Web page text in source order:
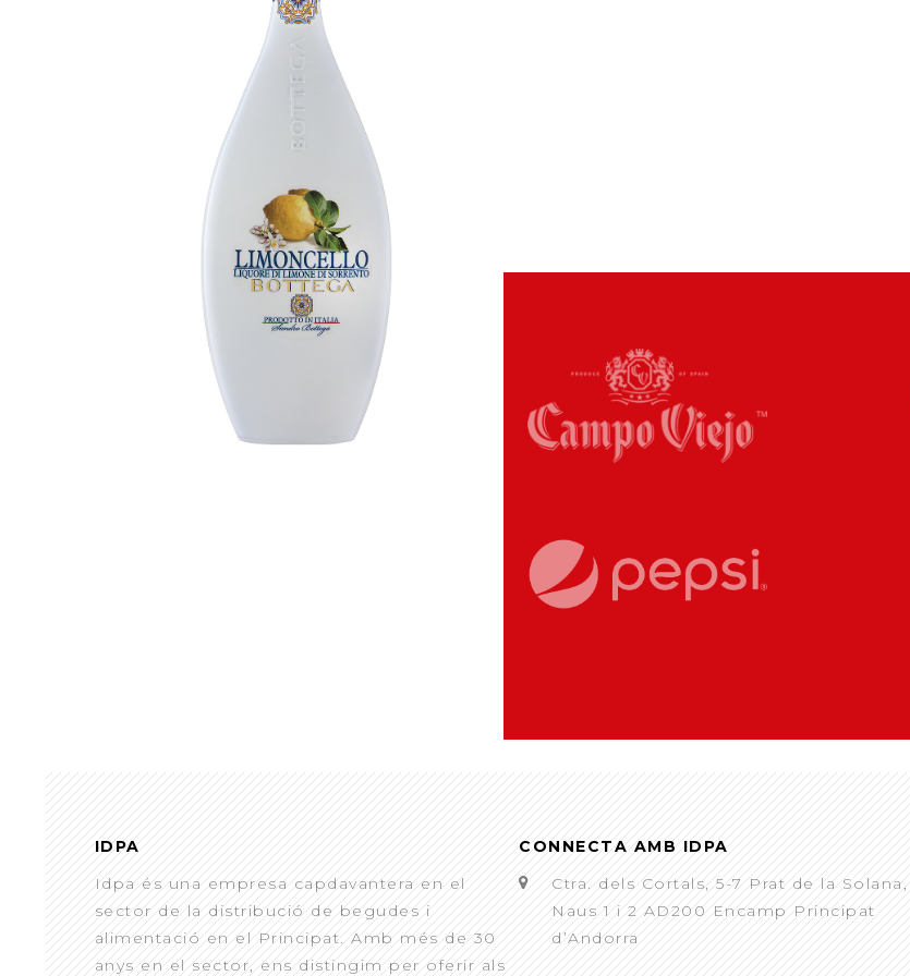
IDPA
Idpa és una empresa capdavantera en el
sector de la distribució de begudes i
alimentació en el Principat. Amb més de 30
anys en el sector, ens distingim per oferir als
CONNECTA AMB IDPA
Ctra. dels Cortals, 5-7 Prat de la Solana,
Naus 1 i 2 AD200 Encamp Principat
d’Andorra